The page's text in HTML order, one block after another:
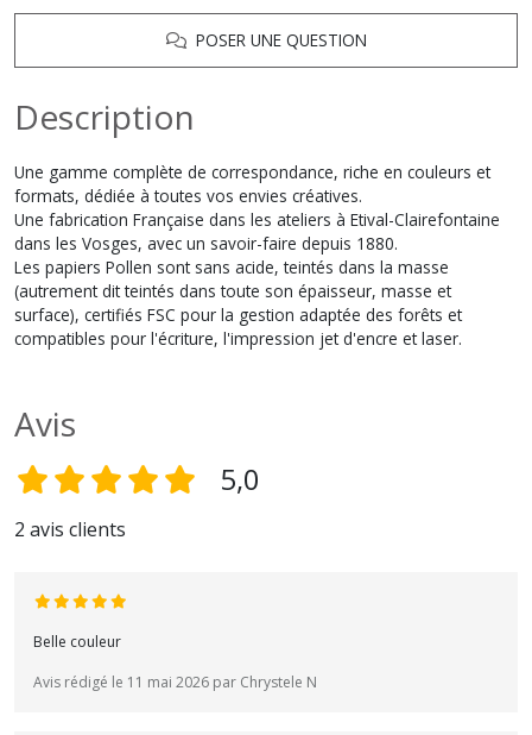
POSER UNE QUESTION
Description
Une gamme complète de correspondance, riche en couleurs et
formats, dédiée à toutes vos envies créatives.
Une fabrication Française dans les ateliers à Etival-Clairefontaine
dans les Vosges, avec un savoir-faire depuis 1880.
Les papiers Pollen sont sans acide, teintés dans la masse
(autrement dit teintés dans toute son épaisseur, masse et
surface), certifiés FSC pour la gestion adaptée des forêts et
compatibles pour l'écriture, l'impression jet d'encre et laser.
Avis
5,0
2 avis clients
Belle couleur
Avis rédigé le 11 mai 2026 par Chrystele N